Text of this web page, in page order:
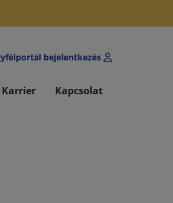
bejelentkezés
Karrier Kapcsolat